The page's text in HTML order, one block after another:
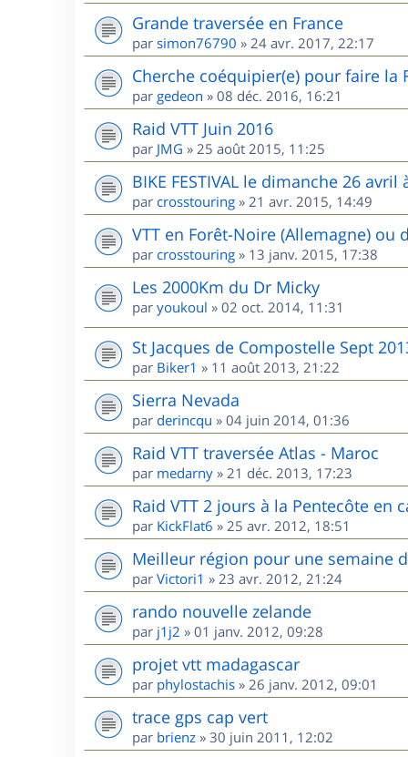
Grande traversée en France
par simon76790 » 24 avr. 2017, 22:17
Cherche coéquipier(e) pour faire la
par gedeon » 08 déc. 2016, 16:21
Raid VTT Juin 2016
par JMG » 25 août 2015, 11:25
BIKE FESTIVAL le dimanche 26 avril
par crosstouring » 21 avr. 2015, 14:49
VTT en Forêt-Noire (Allemagne) ou
par crosstouring » 13 janv. 2015, 17:38
Les 2000Km du Dr Micky
par youkoul » 02 oct. 2014, 11:31
St Jacques de Compostelle Sept
par Biker1 » 11 août 2013, 21:22
Sierra Nevada
par derincqu » 04 juin 2014, 01:36
Raid VTT traversée Atlas - Maroc
par medarny » 21 déc. 2013, 17:23
Raid VTT 2 jours à la Pentecôte en
par KickFlat6 » 25 avr. 2012, 18:51
Meilleur région pour une semaine
par Victori1 » 23 avr. 2012, 21:24
rando nouvelle zelande
par j1j2 » 01 janv. 2012, 09:28
projet vtt madagascar
par phylostachis » 26 janv. 2012, 09:01
trace gps cap vert
par brienz » 30 juin 2011, 12:02